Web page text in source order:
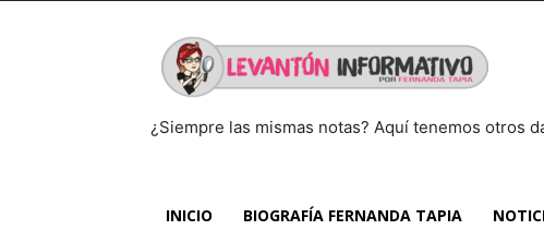
¿Siempre las mismas notas? Aquí tenemos otros
INICIO BIOGRAFÍA FERNANDA TAPIA